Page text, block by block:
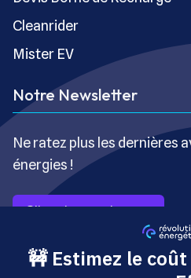
Cleanrider
Mister EV
Notre Newsletter
Ne ratez plus les dernières
énergies !
S’inscrire gratuitement
Copyright © Révolution